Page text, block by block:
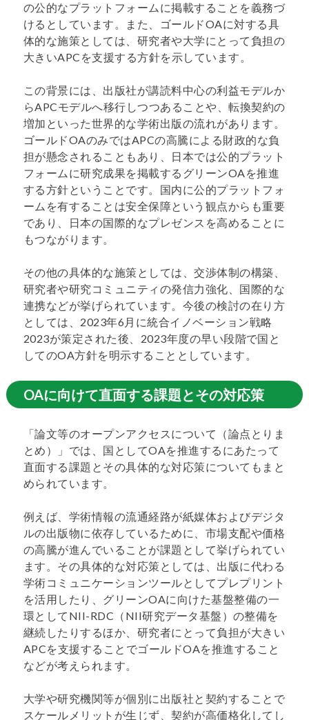
の公的なプラットフォームに掲載することを義務づ
けるとしています。また、ゴールドOAに対する具
体的な施策としては、研究者や大学にとって負担の
大きいAPCを支援する方針を示しています。
この背景には、出版社が講読料中心の利益モデルか
らAPCモデルへ移行しつつあることや、転換契約の
増加といった世界的な学術出版の流れがあります。
ゴールドOAのみではAPCの高騰による財政的な負
担が懸念されることもあり、日本では公的プラット
フォームに研究成果を掲載するグリーンOAを推進
する方針ということです。国内に公的プラットフォ
ームを有することは安全保障という観点からも重要
であり、日本の国際的なプレゼンスを高めることに
もつながります。
その他の具体的な施策としては、交渉体制の構築、
研究者や研究コミュニティの発信力強化、国際的な
連携などが挙げられています。今後の検討の在り方
としては、2023年6月に統合イノベーション戦略
2023が策定された後、2023年度の早い段階で国と
してのOA方針を明示することとしています。
OAに向けて直面する課題とその対応策
「論文等のオープンアクセスについて（論点とりま
とめ）」では、国としてOAを推進するにあたって
直面する課題とその具体的な対応策についてもまと
められています。
例えば、学術情報の流通経路が紙媒体およびデジタ
ルの出版物に依存しているために、市場支配や価格
の高騰が進んでいることが課題として挙げられてい
ます。その具体的な対応策としては、出版に代わる
学術コミュニケーションツールとしてプレプリント
を活用したり、グリーンOAに向けた基盤整備の一
環としてNII-RDC（NII研究データ基盤）の整備を
継続したりするほか、研究者にとって負担が大きい
APCを支援することでゴールドOAを推進すること
などが考えられます。
大学や研究機関等が個別に出版社と契約することで
スケールメリットが生じず、契約が高価格化してし